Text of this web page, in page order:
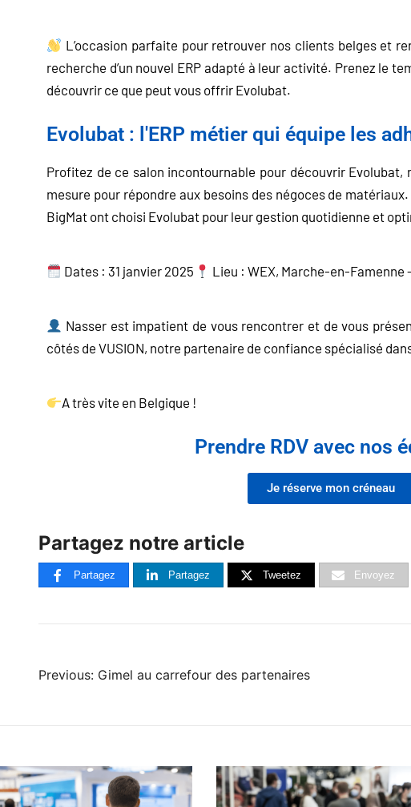
L’occasion parfaite pour retrouver nos clients belges et
recherche d’un nouvel ERP adapté à leur activité. Prenez le
découvrir ce que peut vous offrir Evolubat.
Evolubat : l'ERP métier qui équipe les
Profitez de ce salon incontournable pour découvrir Evolubat,
mesure pour répondre aux besoins des négoces de matériaux.
BigMat ont choisi Evolubat pour leur gestion quotidienne et
Dates : 31 janvier 2025 Lieu : WEX, Marche-en-Famenne
Nasser est impatient de vous rencontrer et de vous
côtés de VUSION, notre partenaire de confiance spécialisé
A très vite en Belgique !
Prendre RDV avec nos
Je réserve mon créneau
Partagez notre article
Partagez Partagez Tweetez Envoyez
Previous: Gimel au carrefour des partenaires